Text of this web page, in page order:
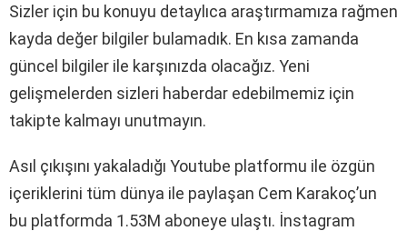
Sizler için bu konuyu detaylıca araştırmamıza rağmen
kayda değer bilgiler bulamadık. En kısa zamanda
güncel bilgiler ile karşınızda olacağız. Yeni
gelişmelerden sizleri haberdar edebilmemiz için
takipte kalmayı unutmayın.
Asıl çıkışını yakaladığı Youtube platformu ile özgün
içeriklerini tüm dünya ile paylaşan Cem Karakoç’un
bu platformda 1.53M aboneye ulaştı. İnstagram